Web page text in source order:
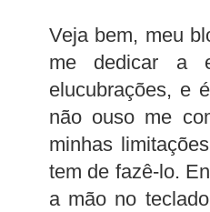
Veja bem, meu
me dedicar a
elucubrações, e
não ouso me
minhas
tem de fazê-lo.
a mão no